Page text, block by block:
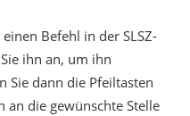
Befehl in der SLSZ-
ihn an, um ihn
Sie dann die Pfeiltasten
die gewünschte Stelle